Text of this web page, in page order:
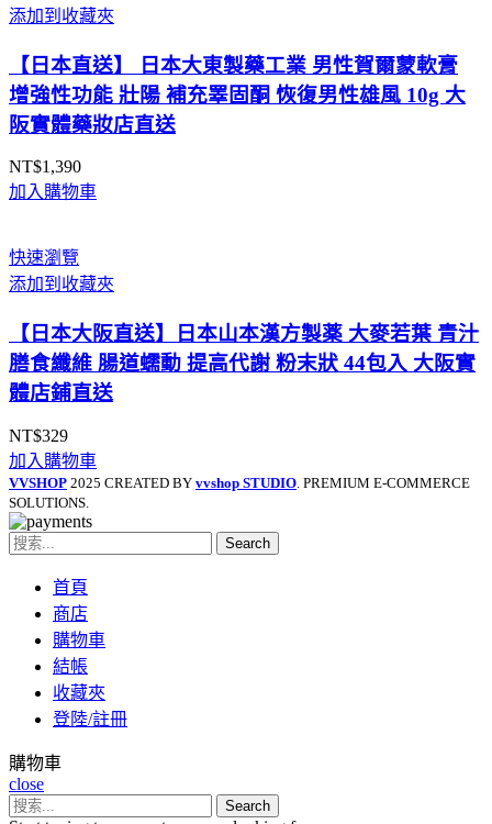
添加到收藏夾
【日本直送】 日本大東製藥工業 男性賀爾蒙軟膏
增強性功能 壯陽 補充睪固酮 恢復男性雄風 10g 大
阪實體藥妝店直送
NT$1,390
加入購物車
快速瀏覽
添加到收藏夾
【日本大阪直送】日本山本漢方製薬 大麥若葉 青汁
膳食纖維 腸道蠕動 提高代謝 粉末狀 44包入 大阪實
體店鋪直送
NT$329
加入購物車
VVSHOP 2025 CREATED BY vvshop STUDIO . PREMIUM E-COMMERCE
SOLUTIONS.
Search
首頁
商店
購物車
結帳
收藏夾
登陸/註冊
購物車
close
Search